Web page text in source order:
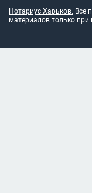
Нотариус Харьков. Все
материалов только при